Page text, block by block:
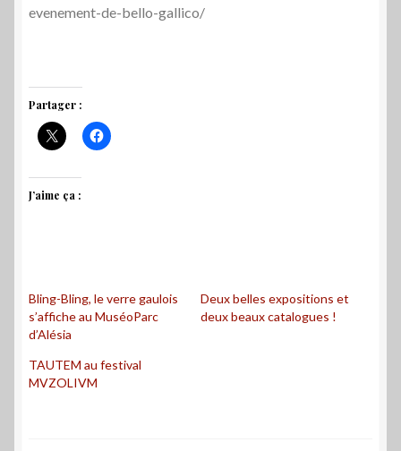
evenement-de-bello-gallico/
Partager :
J’aime ça :
Bling-Bling, le verre gaulois
s’affiche au MuséoParc
d’Alésia
Deux belles expositions et
deux beaux catalogues !
TAUTEM au festival
MVZOLIVM